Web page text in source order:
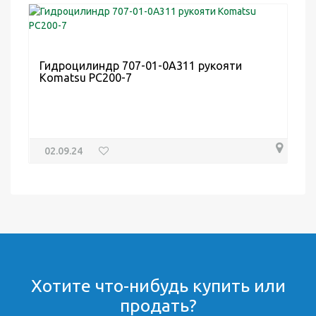
Гидроцилиндр 707-01-0A311 рукояти
Komatsu PC200-7
02.09.24
Хотите что-нибудь купить или
продать?